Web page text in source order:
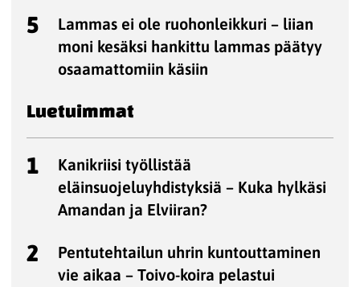
5
Lammas ei ole ruohonleikkuri – liian
moni kesäksi hankittu lammas päätyy
osaamattomiin käsiin
Luetuimmat
1
Kanikriisi työllistää
eläinsuojeluyhdistyksiä – Kuka hylkäsi
Amandan ja Elviiran?
2
Pentutehtailun uhrin kuntouttaminen
vie aikaa – Toivo-koira pelastui